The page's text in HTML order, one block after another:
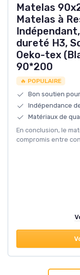
Matelas
Matelas à
dureté H3,
Oeko-tex
90*200
🔥 POPULAIRE
Bon soutien
Indépendance
Matériaux de
En conclusion, le
compromis entre